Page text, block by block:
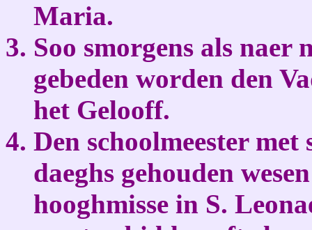
Maria.
Soo smorgens als naer
gebeden worden den
het Gelooff.
Den schoolmeester
daeghs gehouden
hooghmisse in S.